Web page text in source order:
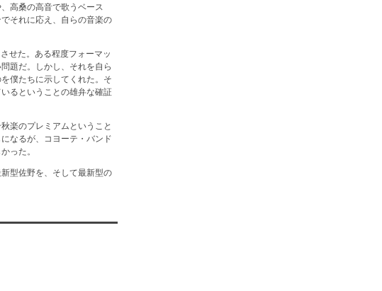
高桑の高音で歌うベース
それに応え、自らの音楽の
せた。ある程度フォーマッ
題だ。しかし、それを自ら
僕たちに示してくれた。そ
るということの雄弁な確証
楽のプレミアムということ
なるが、コヨーテ・バンド
った。
型佐野を、そして最新型の